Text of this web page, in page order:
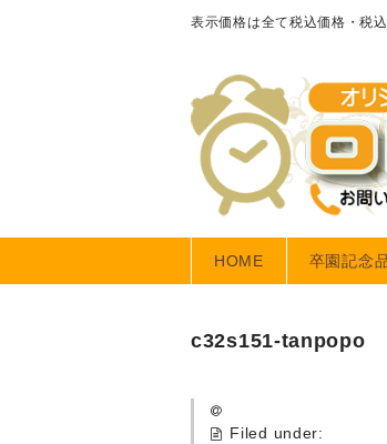
表示価格は全て税込価格・税
HOME 卒園記念
c32s151-tanpopo
Filed under: